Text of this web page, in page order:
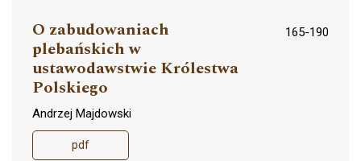
O zabudowaniach
plebańskich w
ustawodawstwie Królestwa
Polskiego
165-190
Andrzej Majdowski
pdf